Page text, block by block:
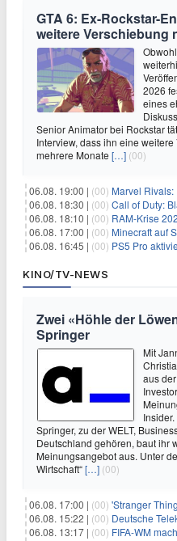
GTA 6: Ex-Rockstar-
weitere Verschiebung
2026
eines
Senior Animator bei Rockstar
Interview, dass ihn eine
mehrere Monate […] (00)
06.08. 19:00 | (00) Marvel Rivals:
06.08. 18:30 | (00) Call of Duty: Black
06.08. 18:10 | (00) RAM-Krise 2027: Die
06.08. 17:00 | (00) Minecraft auf
06.08. 16:45 | (00) PS5 Pro aktiviert bessere
KINO/TV-NEWS
Zwei «Höhle der
Springer
Mit
aus
Springer, zu der WELT,
Deutschland gehören, baut ihr
Meinungsangebot aus. Unter
Wirtschaft“[…] (00)
06.08. 17:00 | (00) 'Stranger Things'-Star David
06.08. 15:22 | (00) Deutsche
06.08. 13:17 | (00) FIFA-WM